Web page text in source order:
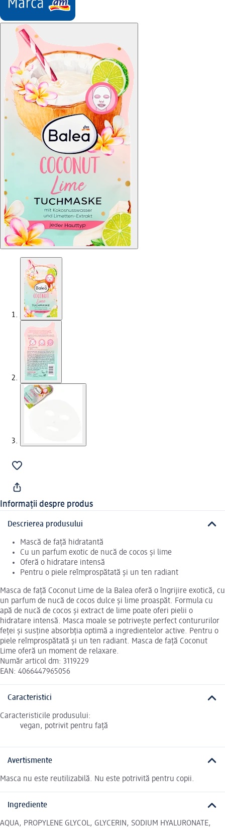
Informații despre produs
Descrierea produsului
Mască de față hidratantă
Cu un parfum exotic de nucă de cocos și lime
Oferă o hidratare intensă
Pentru o piele reîmprospătată și un ten radiant
Masca de față Coconut Lime de la Balea oferă o îngrijire exotică, cu
un parfum de nucă de cocos dulce și lime proaspăt. Formula cu
apă de nucă de cocos și extract de lime poate oferi pielii o
hidratare intensă. Masca moale se potrivește perfect contururilor
feței și susține absorbția optimă a ingredientelor active. Pentru o
piele reîmprospătată și un ten radiant. Masca de față Coconut
Lime oferă un moment de relaxare.
Număr articol dm: 3119229
EAN: 4066447965056
Caracteristici
Caracteristicile produsului:
vegan, potrivit pentru față
Avertismente
Masca nu este reutilizabilă. Nu este potrivită pentru copii.
Ingrediente
AQUA, PROPYLENE GLYCOL, GLYCERIN, SODIUM HYALURONATE,